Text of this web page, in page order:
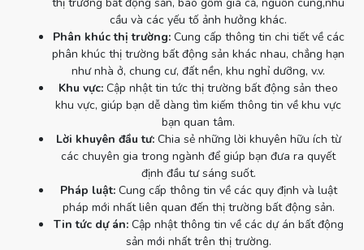
cầu và các yếu tố ảnh hưởng khác.
Phân khúc thị trường:Cung cấp thông tin chi tiết về các
phân khúc thị trường bất động sản khác nhau, chẳng hạn
như nhà ở, chung cư, đất nền, khu nghỉ dưỡng, v.v.
Khu vực: Cập nhật tin tức thị trường bất động sản theo
khu vực, giúp bạn dễ dàng tìm kiếm thông tin về khu vực
bạn quan tâm.
Lời khuyên đầu tư:Chia sẻ những lời khuyên hữu ích từ
các chuyên gia trong ngành để giúp bạn đưa ra quyết
định đầu tư sáng suốt.
Pháp luật:Cung cấp thông tin về các quy định và luật
pháp mới nhất liên quan đến thị trường bất động sản.
Tin tức dự án:Cập nhật thông tin về các dự án bất động
sản mới nhất trên thị trường.